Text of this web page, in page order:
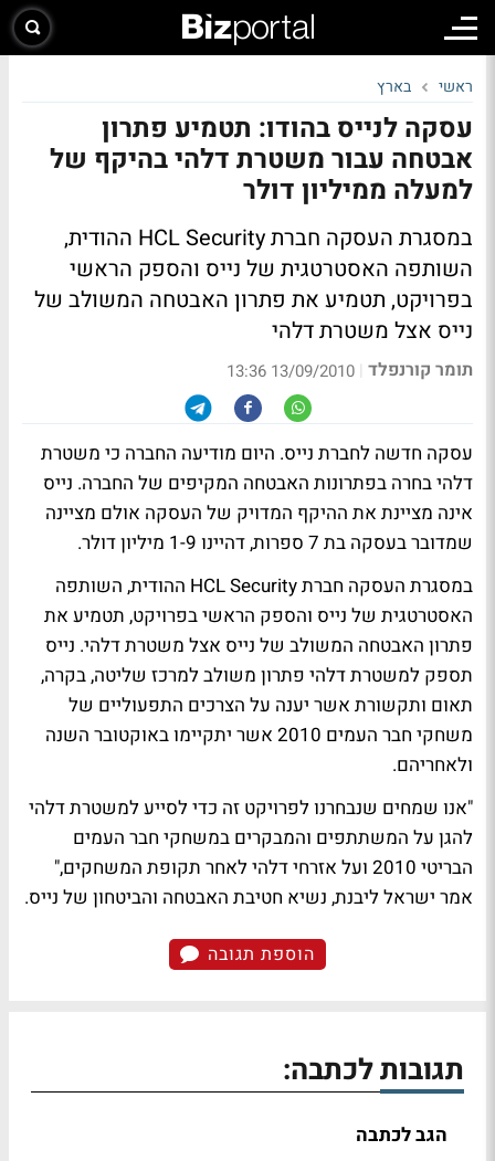
ראשי בארץ
עסקה לנייס בהודו: תטמיע פתרון
אבטחה עבור משטרת דלהי בהיקף של
למעלה ממיליון דולר
במסגרת העסקה חברת HCL Security ההודית,
השותפה האסטרטגית של נייס והספק הראשי
בפרויקט, תטמיע את פתרון האבטחה המשולב של
נייס אצל משטרת דלהי
תומר קורנפלד |
13/09/2010 13:36
עסקה חדשה לחברת נייס. היום מודיעה החברה כי משטרת
דלהי בחרה בפתרונות האבטחה המקיפים של החברה. נייס
אינה מציינת את ההיקף המדויק של העסקה אולם מציינה
שמדובר בעסקה בת 7 ספרות, דהיינו 1-9 מיליון דולר.
במסגרת העסקה חברת HCL Security ההודית, השותפה
האסטרטגית של נייס והספק הראשי בפרויקט, תטמיע את
פתרון האבטחה המשולב של נייס אצל משטרת דלהי. נייס
תספק למשטרת דלהי פתרון משולב למרכז שליטה, בקרה,
תאום ותקשורת אשר יענה על הצרכים התפעוליים של
משחקי חבר העמים 2010 אשר יתקיימו באוקטובר השנה
ולאחריהם.
"אנו שמחים שנבחרנו לפרויקט זה כדי לסייע למשטרת דלהי
להגן על המשתתפים והמבקרים במשחקי חבר העמים
הבריטי 2010 ועל אזרחי דלהי לאחר תקופת המשחקים,"
אמר ישראל ליבנת, נשיא חטיבת האבטחה והביטחון של נייס.
הוספת תגובה
תגובות לכתבה:
הגב לכתבה